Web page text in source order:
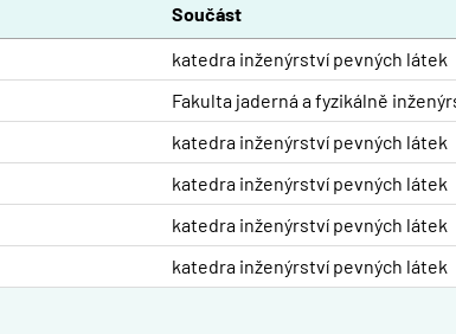
Součást
katedra inženýrství pevných látek
Fakulta jaderná a fyzikálně
katedra inženýrství pevných látek
katedra inženýrství pevných látek
katedra inženýrství pevných látek
katedra inženýrství pevných látek